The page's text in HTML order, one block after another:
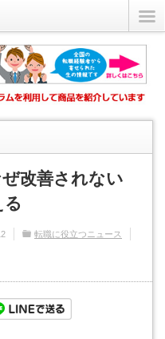
のか？その理由を考える
改善されない
転職に役立つニュース